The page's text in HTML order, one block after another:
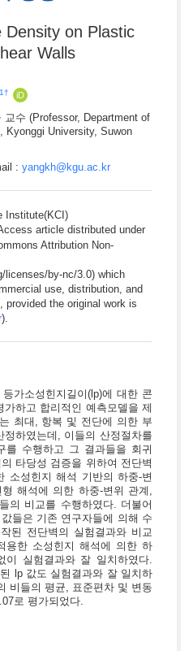
on Plastic
Walls
1† iD
교수 (Professor, Department of
Kyonggi University, Suwon
: yangkh@kgu.ac.kr
Institute(KCI)
article distributed under
Attribution Non-
licenses/by-nc/3.0) which
use, distribution, and
provided the original work is
).
가소성힌지길이(lp)에 대한 콘
하고 합리적인 예측모델을 제
최대, 항복 및 전단에 의한 부
하였는데, 이들의 산정절차를
를 수행하고 그 결과들을 회귀
타당성 검증을 위하여 전단벽
소성힌지 해석 기반의 하중-변
해석에 의한 하중-변위 관계,
의 비교를 수행하였다. 더불어
들은 기존 연구자들에 의해 수
된 전단벽의 실험결과와 비교
용한 소성힌지 해석에 의한 하
이 실험결과와 잘 일치하였다.
lp 값도 실험결과와 잘 일치하
비들의 평균, 표준편차 및 변동
로 평가되었다.